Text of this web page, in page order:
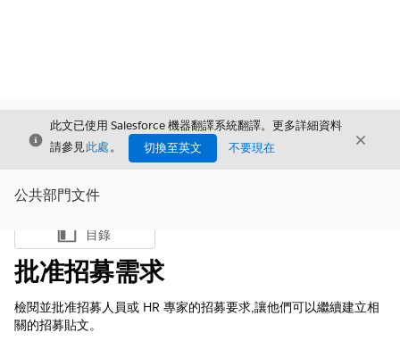
結束
此文已使用 Salesforce 機器翻譯系統翻譯。更多詳細資料
請參見此處。 切換至英文 不要現在 結束
公共部門文件
顯示目錄
目錄
批准招募需求
檢閱並批准招募人員或 HR 專家的招募要求,讓他們可以繼續建立相
關的招募貼文。